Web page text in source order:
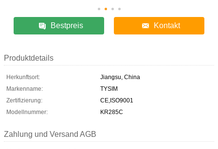
Bestpreis Kontakt
Produktdetails
Herkunftsort:
Jiangsu, China
Markenname:
TYSIM
Zertifizierung:
CE,ISO9001
Modellnummer:
KR285C
Zahlung und Versand AGB